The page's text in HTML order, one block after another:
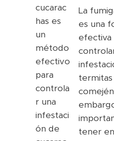
cucarac
has es
un
método
efectivo
para
controla
r una
infestaci
ón de
La
es una
efectiva
tener